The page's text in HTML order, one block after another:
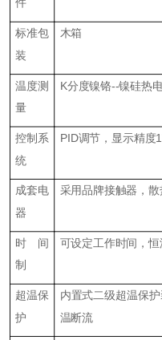
件
标准包
装
木箱
温度测
量
K分度镍铬--镍硅热
控制系
统
PID调节，显示精度
成套电
器
采用品牌接触器，
时 间
制
可设定工作时间，
超温保
护
内置式二级超温保
温断流